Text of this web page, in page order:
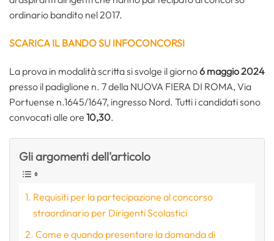
ordinario bandito nel 2017.
SCARICA IL BANDO SU INFOCONCORSI
La prova in modalità scritta si svolge il giorno6 maggio 2024
presso il padiglione n. 7 della NUOVA FIERA DI ROMA, Via
Portuense n.1645/1647, ingresso Nord. Tutti i candidati sono
convocati alle ore 10,30.
Gli argomenti dell'articolo
Requisiti per la partecipazione al concorso
straordinario per Dirigenti Scolastici
Come e quando presentare la domanda di